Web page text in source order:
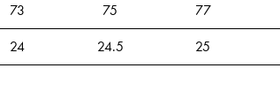
73 75 77
24 24.5 25